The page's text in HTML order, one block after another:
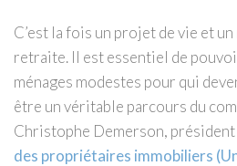
C’est la fois un projet de vie et
retraite. Il est essentiel de
ménages modestes pour qui
être un véritable parcours du
Christophe Demerson, président
des propriétaires immobiliers